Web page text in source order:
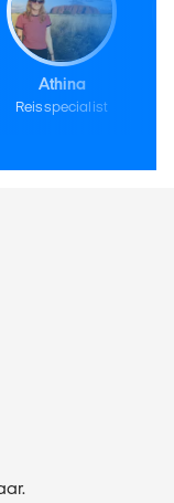
Athina
Reisspecialist